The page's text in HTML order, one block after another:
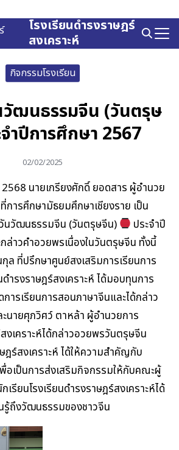
โรงเรียนดำรงราษฎร์
สงเคราะห์
กิจกรรมโรงเรียน
ฒนธรรมจีน (วันตรุษ
ำปีการศึกษา 2567
02/02/2025
นายเกรียงศักดิ์ ยอดสาร ผู้อำนวย
การศึกษามัธยมศึกษาเชียงราย เป็น
นวัฒนธรรมจีน (วันตรุษจีน)
ประจำปี
ล่าวคำอวยพรเนื่องในวันตรุษจีน ทั้งนี้
ล ที่ปรึกษาศูนย์สงเสริมการเรียนการ
ำรงราษฎร์สงเคราะห์ ได้มอบทุนการ
ารเรียนการสอนภาษาจีนและได้กล่าว
นายศุภวิศว์ ตาหล้า ผู้อำนวยการ
งเคราะห์ได้กล่าวอวยพรวันตรุษจีน
ฎร์สงเคราะห์ ได้ให้ความสำคัญกับ
อเป็นการส่งเสริมกิจกรรมให้กับคณะผู้
รียนโรงเรียนดำรงราษฎร์สงเคราะห์ได้
รู้ถึงวัฒนธรรมของชาวจีน